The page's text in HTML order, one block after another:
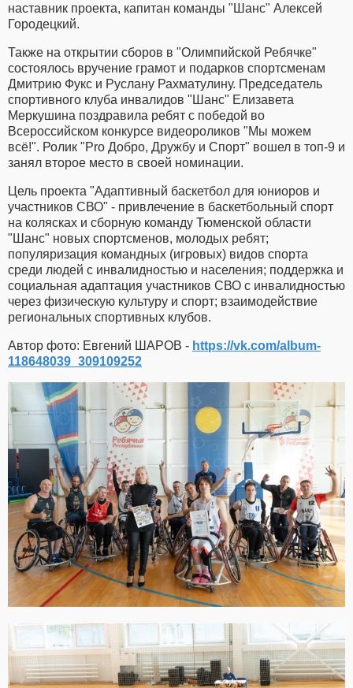
наставник проекта, капитан команды "Шанс" Алексей
Городецкий.
Также на открытии сборов в "Олимпийской Ребячке"
состоялось вручение грамот и подарков спортсменам
Дмитрию Фукс и Руслану Рахматулину. Председатель
спортивного клуба инвалидов "Шанс" Елизавета
Меркушина поздравила ребят с победой во
Всероссийском конкурсе видеороликов "Мы можем
всё!". Ролик "Pro Добро, Дружбу и Спорт" вошел в топ-9 и
занял второе место в своей номинации.
Цель проекта "Адаптивный баскетбол для юниоров и
участников СВО" - привлечение в баскетбольный спорт
на колясках и сборную команду Тюменской области
"Шанс" новых спортсменов, молодых ребят;
популяризация командных (игровых) видов спорта
среди людей с инвалидностью и населения; поддержка и
социальная адаптация участников СВО с инвалидностью
через физическую культуру и спорт; взаимодействие
региональных спортивных клубов.
Автор фото: Евгений ШАРОВ - https://vk.com/album-
118648039_309109252